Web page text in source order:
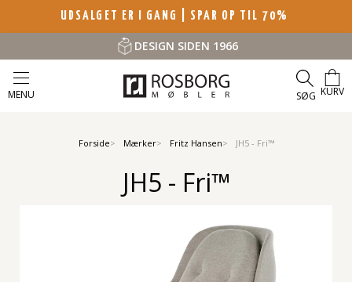
UDSALGET ER I GANG | SPAR OP TIL 70%
DESIGN SIDEN 1966
MENU SØG KURV
Forside Mærker Fritz Hansen JH5 - Fri™
JH5 - Fri™